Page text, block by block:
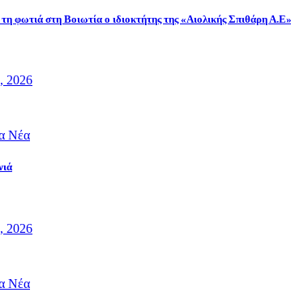
φωτιά στη Βοιωτία ο ιδιοκτήτης της «Αιολικής Σπιθάρη
2026
Νέα
2026
Νέα